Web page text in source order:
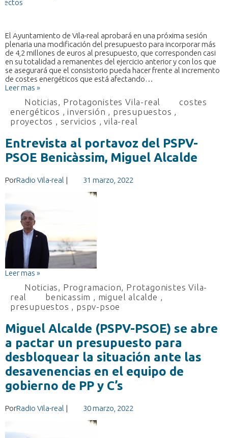
El Ayuntamiento de Vila-real aprobará en una próxima sesión
plenaria una modificación del presupuesto para incorporar más
de 4,2 millones de euros al presupuesto, que corresponden casi
en su totalidad a remanentes del ejercicio anterior y con los que
se asegurará que el consistorio pueda hacer frente al incremento
de costes energéticos que está afectando…
Leer mas »
Noticias Protagonistes Vila-real
costes
energéticos ,inversión presupuestos
proyectos
servicios ,vila-real
Entrevista al portavoz del PSPV-
PSOE Benicàssim, Miguel Alcalde
PorRadio Vila-real | 31 marzo, 2022
Leer mas »
Noticias Programacion
Protagonistes Vila-
real
benicassim miguel alcalde
presupuestos
pspv-psoe
Miguel Alcalde (PSPV-PSOE) se abre
a pactar un presupuesto para
desbloquear la situación ante las
desavenencias en el equipo de
gobierno de PP y C’s
PorRadio Vila-real | 30 marzo, 2022